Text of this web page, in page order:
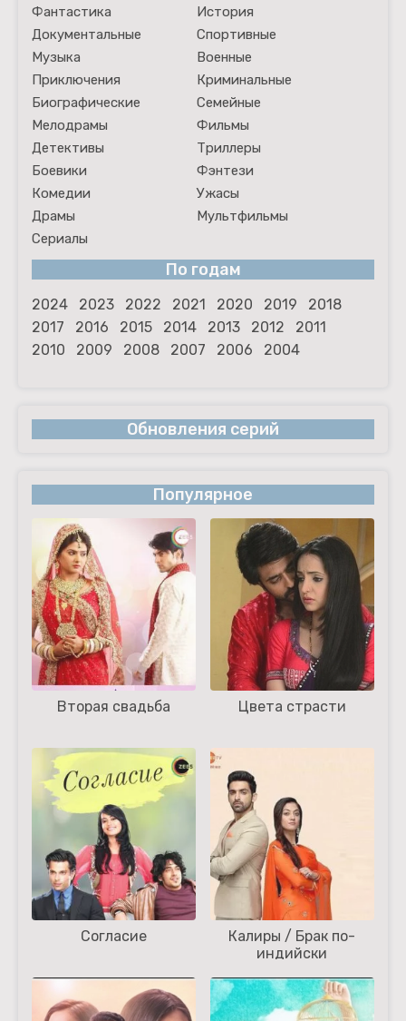
Фантастика
История
Документальные
Спортивные
Музыка
Военные
Приключения
Криминальные
Биографические
Семейные
Мелодрамы
Фильмы
Детективы
Триллеры
Боевики
Фэнтези
Комедии
Ужасы
Драмы
Мультфильмы
Сериалы
По годам
2024 2023 2022 2021 2020 2019
2018
2017
2016 2015 2014 2013 2012
2011
2010
2009 2008 2007 2006 2004
Обновления серий
Популярное
Вторая свадьба Цвета страсти
Согласие
Калиры / Брак по-
индийски